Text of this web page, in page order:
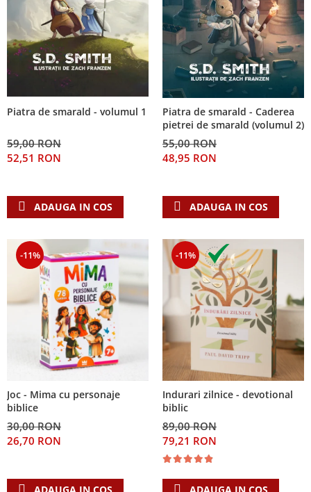
Piatra de smarald - volumul 1
59,00 RON
52,51 RON
ADAUGA IN COS
Piatra de smarald - Caderea
pietrei de smarald (volumul 2)
55,00 RON
48,95 RON
ADAUGA IN COS
-11%
Joc - Mima cu personaje
biblice
30,00 RON
26,70 RON
-11%
Indurari zilnice - devotional
biblic
89,00 RON
79,21 RON